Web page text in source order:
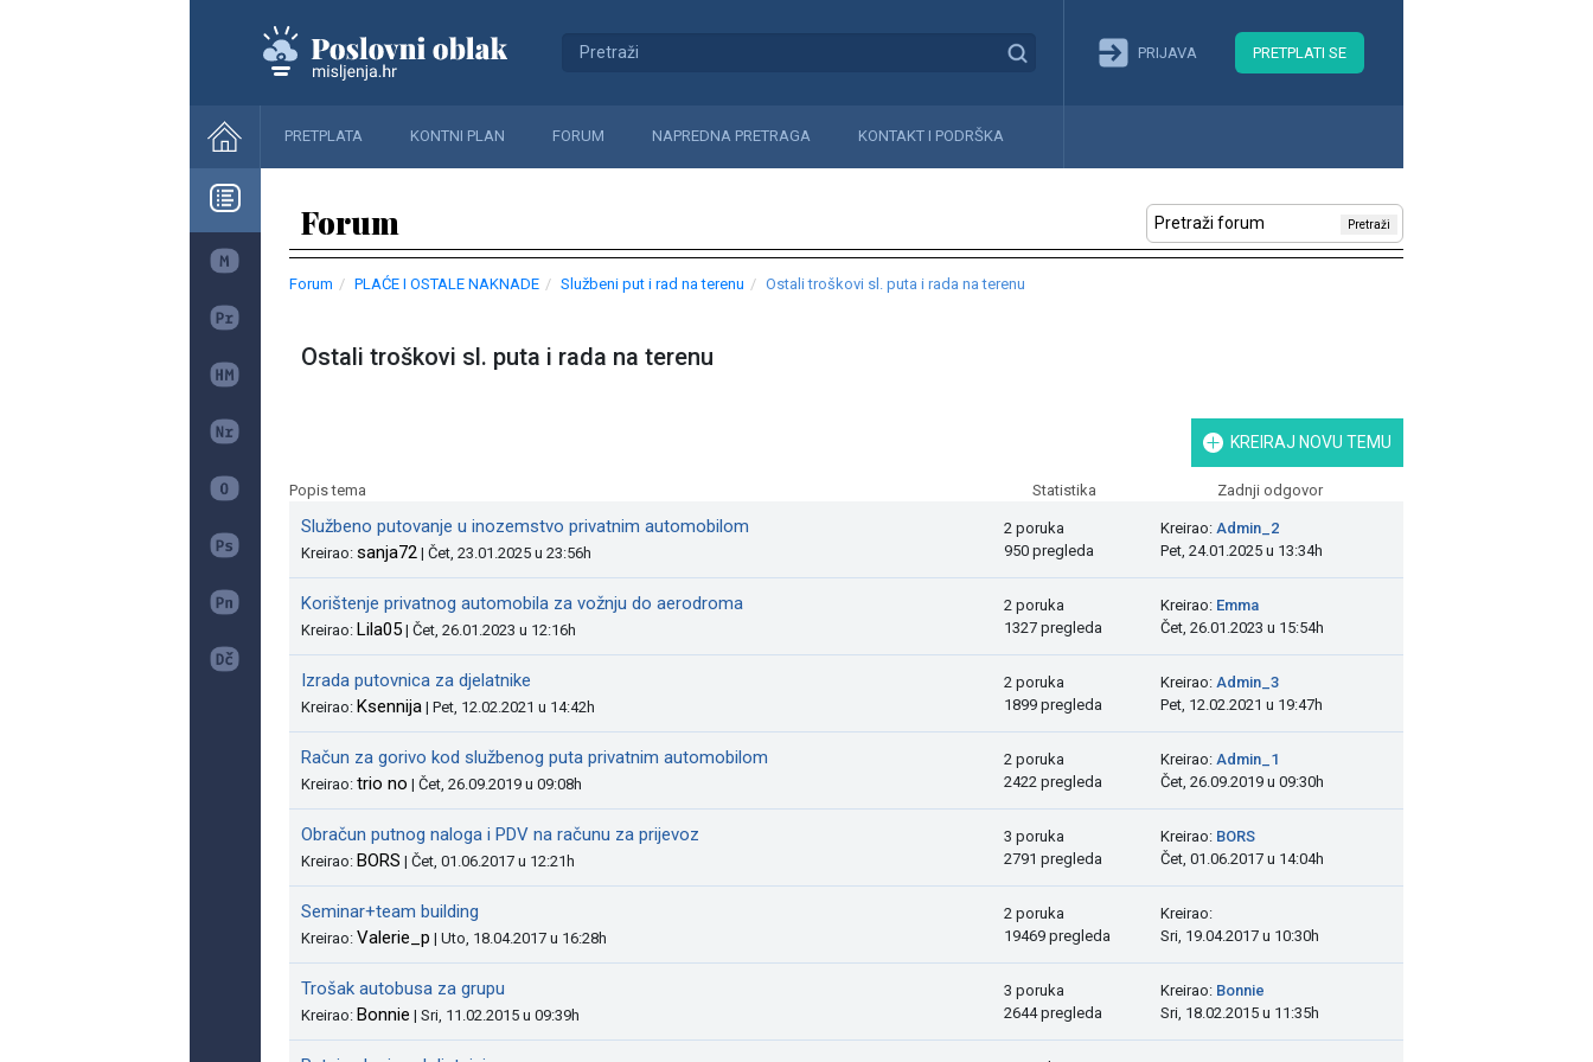
PRIJAVA PRETPLATI SE
PRETPLATA KONTNI PLAN FORUM NAPREDNA PRETRAGA KONTAKT I PODRŠKA
Forum Pretraži
Forum PLAĆE I OSTALE NAKNADE Službeni put i rad na terenu Ostali troškovi sl. puta i rada na terenu
Ostali troškovi sl. puta i rada na terenu
KREIRAJ NOVU TEMU
Popis tema Statistika Zadnji odgovor
Službeno putovanje u inozemstvo privatnim automobilom
Kreirao: sanja72 | Čet, 23.01.2025 u 23:56h
2 poruka
950 pregleda
Kreirao: Admin_2
Pet, 24.01.2025 u 13:34h
Korištenje privatnog automobila za vožnju do aerodroma
Kreirao: Lila05 | Čet, 26.01.2023 u 12:16h
2 poruka
1327 pregleda
Kreirao: Emma
Čet, 26.01.2023 u 15:54h
Izrada putovnica za djelatnike
Kreirao: Ksennija | Pet, 12.02.2021 u 14:42h
2 poruka
1899 pregleda
Kreirao: Admin_3
Pet, 12.02.2021 u 19:47h
Račun za gorivo kod službenog puta privatnim automobilom
Kreirao: trio no | Čet, 26.09.2019 u 09:08h
2 poruka
2422 pregleda
Kreirao: Admin_1
Čet, 26.09.2019 u 09:30h
Obračun putnog naloga i PDV na računu za prijevoz
Kreirao: BORS | Čet, 01.06.2017 u 12:21h
3 poruka
2791 pregleda
Kreirao: BORS
Čet, 01.06.2017 u 14:04h
Seminar+team building
Kreirao: Valerie_p | Uto, 18.04.2017 u 16:28h
2 poruka
19469 pregleda
Kreirao:
Sri, 19.04.2017 u 10:30h
Trošak autobusa za grupu
Kreirao: Bonnie | Sri, 11.02.2015 u 09:39h
3 poruka
2644 pregleda
Kreirao: Bonnie
Sri, 18.02.2015 u 11:35h